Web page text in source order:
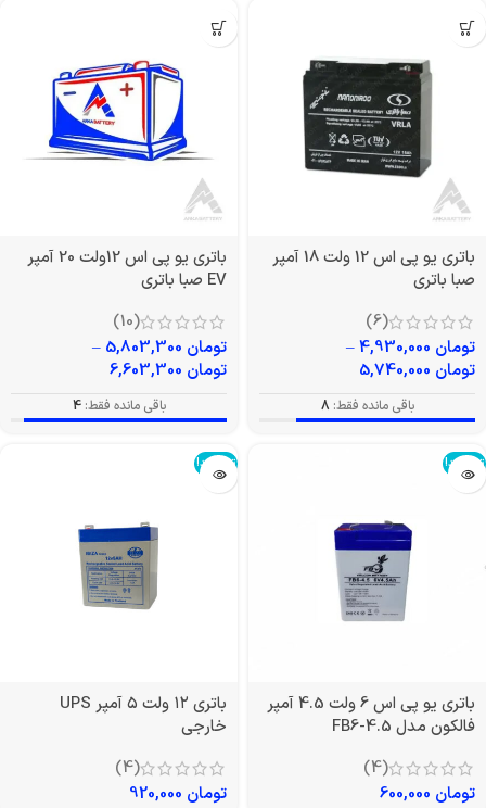
باتری یو پی اس 12 ولت 18 آمپر
صبا باتری
(6)
تومان
–
تومان
باقی مانده فقط: 8
باتری یو پی اس 12ولت 20 آمپر
EV صبا باتری
(10)
تومان
–
تومان
باقی مانده فقط: 4
تمام شد!
باتری یو پی اس 6 ولت 4.5 آمپر
فالکون مدل FB6-4.5
(4)
تومان
تمام شد!
باتری ۱۲ ولت ۵ آمپر UPS
خارجی
(4)
تومان